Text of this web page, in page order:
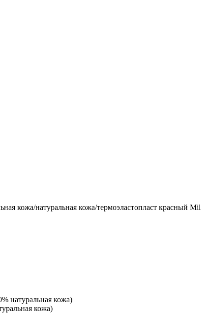
кожа/натуральная кожа/термоэластопласт красный Mil
натуральная кожа)
кожа)